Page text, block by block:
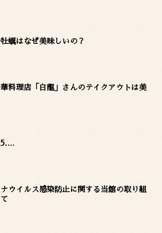
蠣はなぜ美味しいの？
料理店「白龍」さんのテイクアウトは美
ウイルス感染防止に関する当館の取り組